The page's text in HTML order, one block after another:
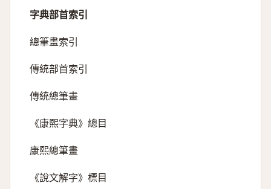
字典部首索引
總筆畫索引
傳統部首索引
傳統總筆畫
《康熙字典》總目
康熙總筆畫
《說文解字》標目